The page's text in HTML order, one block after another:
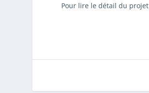
Pour lire le détail du projet